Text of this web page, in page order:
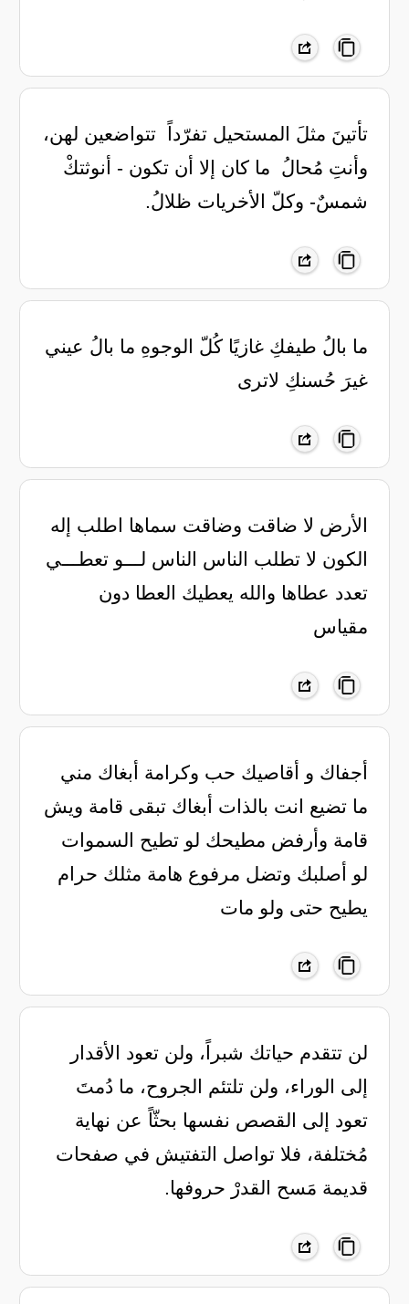
تأتينَ مثلَ المستحيل تفرّداً ‏ تتواضعين لهن،
وأنتِ مُحالُ ‏ ما كان إلا أن تكون - أنوثتكْ ‏
شمسٌ- وكلّ الأخريات ظلالُ.
ما بالُ طيفكِ غازيًا كُلّ الوجوهِ ما بالُ عيني
غيرَ حُسنكِ لاترى
الأرض لا ضاقت وضاقت سماها اطلب إله
الكون لا تطلب الناس الناس لـــو تعطـــي
تعدد عطاها والله يعطيك العطا دون
مقياس
أجفاك و أقاصيك حب وكرامة ‏أبغاك مني
ما تضيع انت بالذات ‏أبغاك تبقى قامة ويش
قامة ‏وأرفض مطيحك لو تطيح السموات
‏لو أصلبك وتضل مرفوع هامة ‏مثلك حرام
يطيح حتى ولو مات
لن تتقدم حياتك شبراً، ولن تعود الأقدار
إلى الوراء، ولن تلتئم الجروح، ما دُمتَ
تعود إلى القصص نفسها بحثّاً عن نهاية
مُختلفة، فلا تواصل التفتيش في صفحات
قديمة مَسح القدرْ حروفها.